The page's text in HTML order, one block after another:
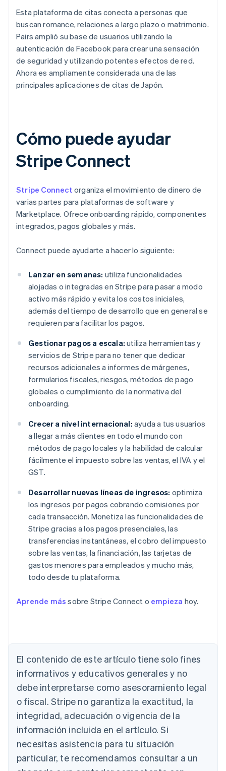
Esta plataforma de citas conecta a personas que
buscan romance, relaciones a largo plazo o matrimonio.
Pairs amplió su base de usuarios utilizando la
autenticación de Facebook para crear una sensación
de seguridad y utilizando potentes efectos de red.
Ahora es ampliamente considerada una de las
principales aplicaciones de citas de Japón.
Cómo puede ayudar
Stripe Connect
Stripe Connect organiza el movimiento de dinero de
varias partes para plataformas de software y
Marketplace. Ofrece onboarding rápido, componentes
integrados, pagos globales y más.
Connect puede ayudarte a hacer lo siguiente:
Lanzar en semanas: utiliza funcionalidades
alojadas o integradas en Stripe para pasar a modo
activo más rápido y evita los costos iniciales,
además del tiempo de desarrollo que en general se
requieren para facilitar los pagos.
Gestionar pagos a escala: utiliza herramientas y
servicios de Stripe para no tener que dedicar
recursos adicionales a informes de márgenes,
formularios fiscales, riesgos, métodos de pago
globales o cumplimiento de la normativa del
onboarding.
Crecer a nivel internacional: ayuda a tus usuarios
a llegar a más clientes en todo el mundo con
métodos de pago locales y la habilidad de calcular
fácilmente el impuesto sobre las ventas, el IVA y el
GST.
Desarrollar nuevas líneas de ingresos: optimiza
los ingresos por pagos cobrando comisiones por
cada transacción. Monetiza las funcionalidades de
Stripe gracias a los pagos presenciales, las
transferencias instantáneas, el cobro del impuesto
sobre las ventas, la financiación, las tarjetas de
gastos menores para empleados y mucho más,
todo desde tu plataforma.
Aprende más sobre Stripe Connect o empieza hoy.
El contenido de este artículo tiene solo fines
informativos y educativos generales y no
debe interpretarse como asesoramiento legal
o fiscal. Stripe no garantiza la exactitud, la
integridad, adecuación o vigencia de la
información incluida en el artículo. Si
necesitas asistencia para tu situación
particular, te recomendamos consultar a un
DeutschEnglish
Bélgica
Brasil
PortuguêsEnglish
Bulgaria
English
Canadá
EnglishFrançais
简体中文 English